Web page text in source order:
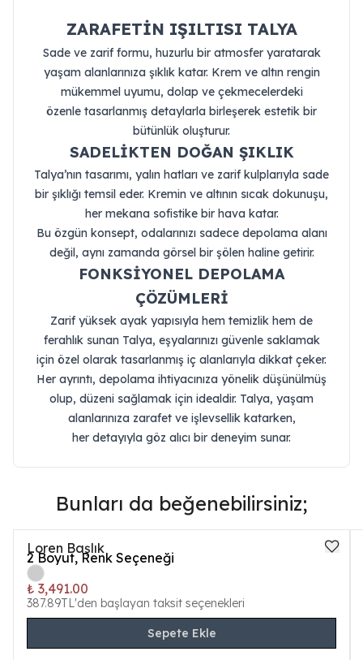
ZARAFETİN IŞILTISI TALYA
Sade ve zarif formu, huzurlu bir atmosfer yaratarak
yaşam alanlarınıza şıklık katar. Krem ve altın rengin
mükemmel uyumu, dolap ve çekmecelerdeki
özenle tasarlanmış detaylarla birleşerek estetik bir
bütünlük oluşturur.
SADELİKTEN DOĞAN ŞIKLIK
Talya’nın tasarımı, yalın hatları ve zarif kulplarıyla sade
bir şıklığı temsil eder. Kremin ve altının sıcak dokunuşu,
her mekana sofistike bir hava katar.
Bu özgün konsept, odalarınızı sadece depolama alanı
değil, aynı zamanda görsel bir şölen haline getirir.
FONKSİYONEL DEPOLAMA
ÇÖZÜMLERİ
Zarif yüksek ayak yapısıyla hem temizlik hem de
ferahlık sunan Talya, eşyalarınızı güvenle saklamak
için özel olarak tasarlanmış iç alanlarıyla dikkat çeker.
Her ayrıntı, depolama ihtiyacınıza yönelik düşünülmüş
olup, düzeni sağlamak için idealdir. Talya, yaşam
alanlarınıza zarafet ve işlevsellik katarken,
her detayıyla göz alıcı bir deneyim sunar.
Bunları da beğenebilirsiniz;
Loren Başlık
2 Boyut, Renk Seçeneği
₺ 3,491.00
387.89TL'den başlayan taksit seçenekleri
Sepete Ekle